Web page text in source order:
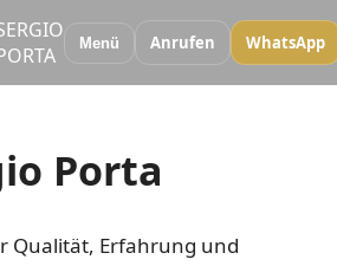
Menü Anrufen WhatsApp
Porta
Qualität, Erfahrung und